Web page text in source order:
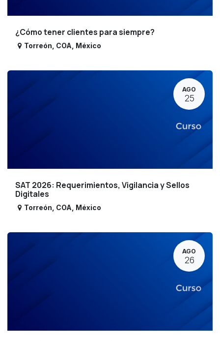
¿Cómo tener clientes para siempre?
Torreón COA México
AGO
25
SAT 2026: Requerimientos, Vigilancia y Sellos
Digitales
Torreón COA México
AGO
26